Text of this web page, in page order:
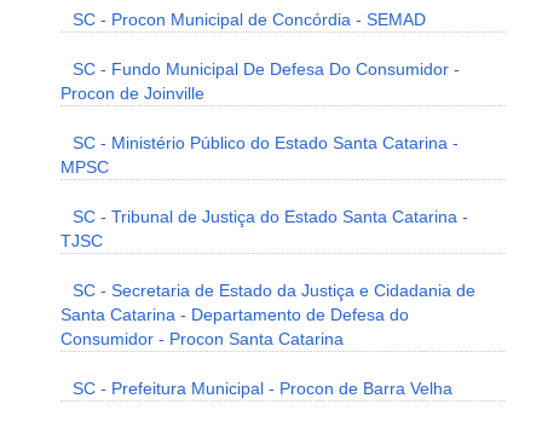
SC - Procon Municipal de Concórdia - SEMAD
SC - Fundo Municipal De Defesa Do Consumidor -
Procon de Joinville
SC - Ministério Público do Estado Santa Catarina -
MPSC
SC - Tribunal de Justiça do Estado Santa Catarina -
TJSC
SC - Secretaria de Estado da Justiça e Cidadania de
Santa Catarina - Departamento de Defesa do
Consumidor - Procon Santa Catarina
SC - Prefeitura Municipal - Procon de Barra Velha